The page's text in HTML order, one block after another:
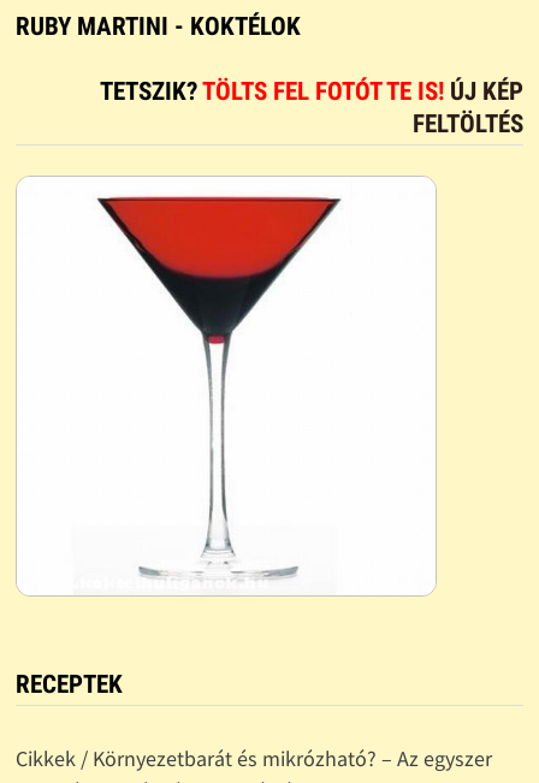
RUBY MARTINI - KOKTÉLOK
TETSZIK?TÖLTS FEL FOTÓT TE IS! ÚJ KÉP
FELTÖLTÉS
RECEPTEK
Cikkek / Környezetbarát és mikrózható? – Az egyszer